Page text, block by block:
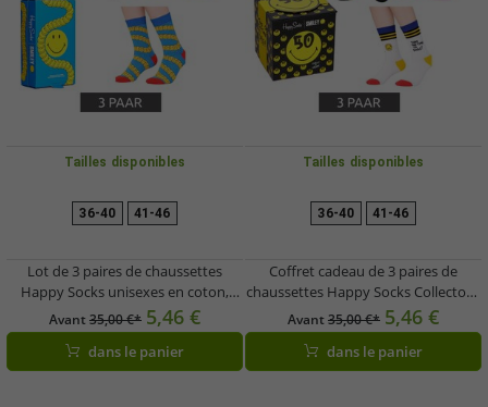
Tailles disponibles
36-40 41-46
Lot de 3 paires de chaussettes
Happy Socks unisexes en coton,
imprimé smiley, pour tous les jours,
présenté dans une boîte cadeau
XSMY08-6700 (Jaune/Noir/Bleu)
Avant35,00 €* 5,46 €
dans le panier
Tailles disponibles
36-40 41-46
Coffret cadeau de 3 paires de
chaussettes Happy Socks Collector's
Edition unisexe en coton, imprimé
smiley, pour tous les jours
(XATSMI08-9300, multicolore)
Avant35,00 €* 5,46 €
dans le panier